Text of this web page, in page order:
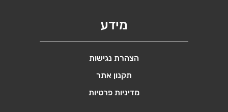
מידע
הצהרת נגישות
תקנון אתר
מדיניות פרטיות